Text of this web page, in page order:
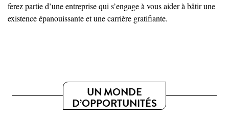
ferez partie d’une entreprise qui s’engage à vous aider à bâtir une
existence épanouissante et une carrière gratifiante.
UN MONDE
D’OPPORTUNITÉS